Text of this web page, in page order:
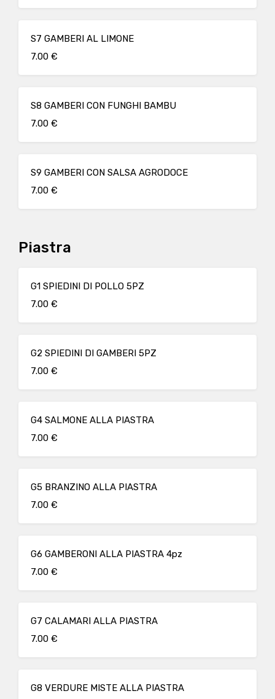
S7 GAMBERI AL LIMONE
7.00 €
S8 GAMBERI CON FUNGHI BAMBU
7.00 €
S9 GAMBERI CON SALSA AGRODOCE
7.00 €
Piastra
G1 SPIEDINI DI POLLO 5PZ
7.00 €
G2 SPIEDINI DI GAMBERI 5PZ
7.00 €
G4 SALMONE ALLA PIASTRA
7.00 €
G5 BRANZINO ALLA PIASTRA
7.00 €
G6 GAMBERONI ALLA PIASTRA 4pz
7.00 €
G7 CALAMARI ALLA PIASTRA
7.00 €
G8 VERDURE MISTE ALLA PIASTRA